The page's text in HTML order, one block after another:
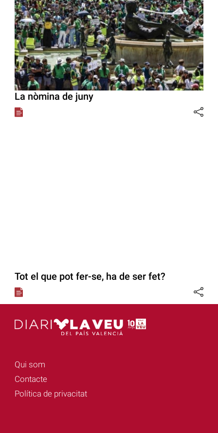
La nòmina de juny
Tot el que pot fer-se, ha de ser fet?
Qui som
Contacte
Política de privacitat